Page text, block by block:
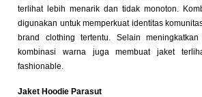
terlihat lebih menarik dan tidak monoton.
digunakan untuk memperkuat identitas
brand clothing tertentu. Selain
kombinasi warna juga membuat jaket
fashionable.
Jaket Hoodie Parasut